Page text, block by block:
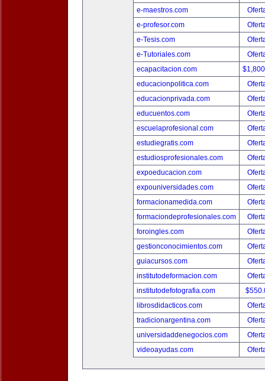
e-maestros.com
e-profesor.com
e-Tesis.com
e-Tutoriales.com
ecapacitacion.com
educacionpolitica.com
educacionprivada.com
educuentos.com
escuelaprofesional.com
estudiegratis.com
estudiosprofesionales.com
expoeducacion.com
expouniversidades.com
formacionamedida.com
formaciondeprofesionales.com
foroingles.com
gestionconocimientos.com
guiacursos.com
institutodeformacion.com
institutodefotografia.com
librosdidacticos.com
tradicionargentina.com
universidaddenegocios.com
videoayudas.com